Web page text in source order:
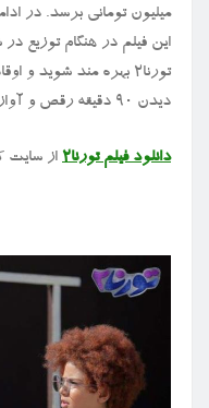
میلیون تومانی برسد. در
این فیلم در هنگام توزیع در
تورنا۲ بهره مند شوید
دیدن ۹۰ دقیقه رقص و آواز و شادی خلق نمایید.
دانلود فیلم تورنا۲ از سایت